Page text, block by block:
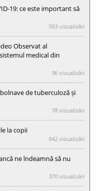
19: ce este important să
593 vizualizări
Observat al
medical din
96 vizualizări
de tuberculoză și
78 vizualizări
la copii
842 vizualizări
ne îndeamnă să nu
370 vizualizări